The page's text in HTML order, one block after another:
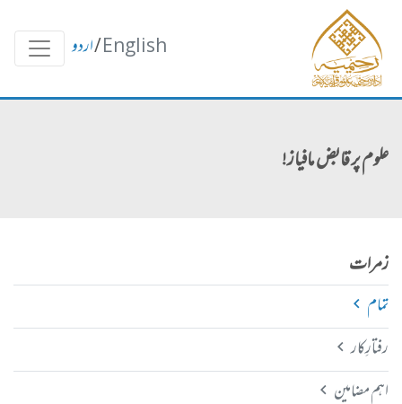
English
/اردو
علوم پر قابض مافیاز!
زمرات
تمام
رفتارِکار
اہم مضامین